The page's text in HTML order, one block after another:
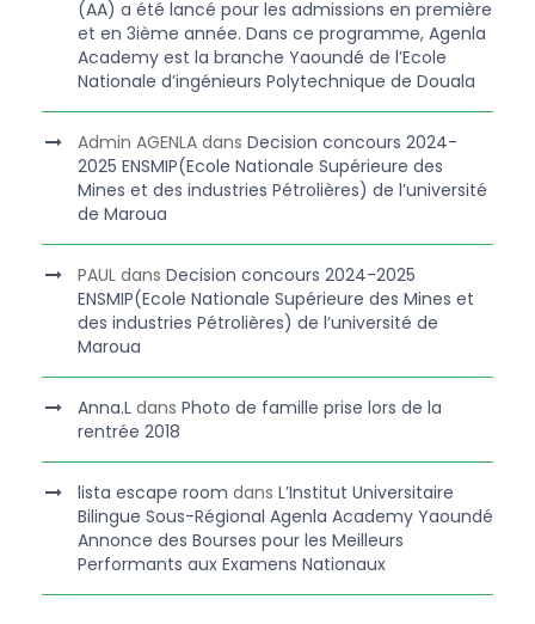
(AA) a été lancé pour les admissions en première
et en 3ième année. Dans ce programme, Agenla
Academy est la branche Yaoundé de l’Ecole
Nationale d’ingénieurs Polytechnique de Douala
Admin AGENLA dans Decision concours 2024-
2025 ENSMIP(Ecole Nationale Supérieure des
Mines et des industries Pétrolières) de l’université
de Maroua
PAUL dans Decision concours 2024-2025
ENSMIP(Ecole Nationale Supérieure des Mines et
des industries Pétrolières) de l’université de
Maroua
Anna.L dans Photo de famille prise lors de la
rentrée 2018
lista escape room dans L’Institut Universitaire
Bilingue Sous-Régional Agenla Academy Yaoundé
Annonce des Bourses pour les Meilleurs
Performants aux Examens Nationaux